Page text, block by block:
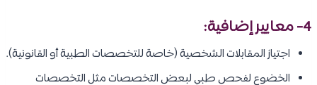
4- معايير إضافية:
اجتياز المقابلات الشخصية (خاصة للتخصصات الطبية أو القانونية).
الخضوع لفحص طبي لبعض التخصصات مثل التخصصات